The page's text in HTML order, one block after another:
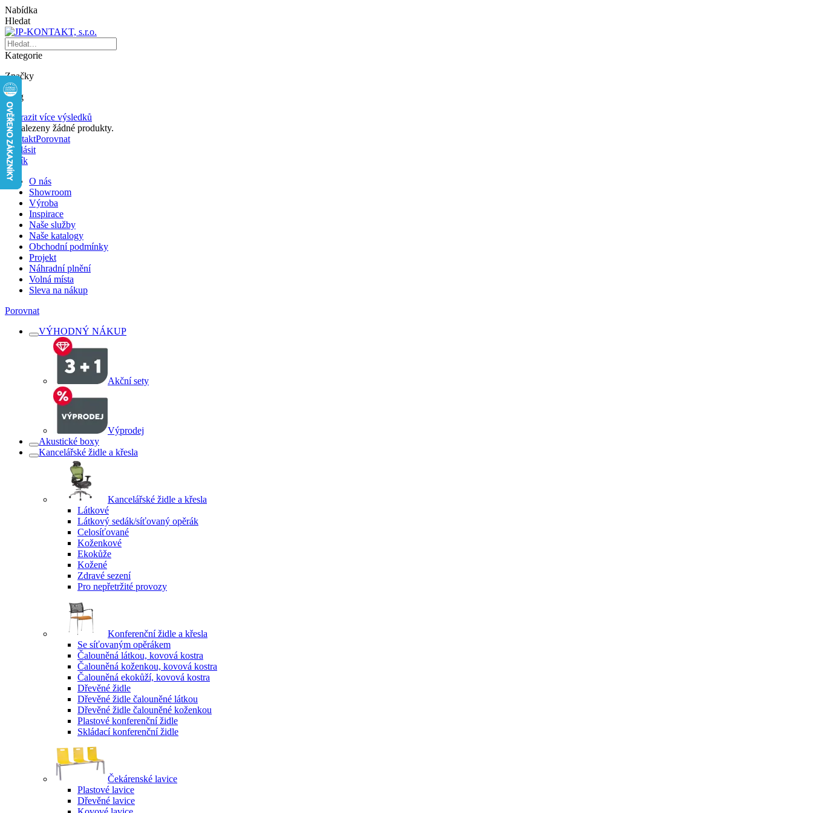
Nabídka
Hledat
Kategorie
Značky
Blog
Zobrazit více výsledků
Nenalezeny žádné produkty.
KontaktPorovnat
Přihlásit
Košík
O nás
Showroom
Výroba
Inspirace
Naše služby
Naše katalogy
Obchodní podmínky
Projekt
Náhradní plnění
Volná místa
Sleva na nákup
Porovnat
VÝHODNÝ NÁKUP
Akční sety
Výprodej
Akustické boxy
Kancelářské židle a křesla
Kancelářské židle a křesla
Látkové
Látkový sedák/síťovaný opěrák
Celosíťované
Koženkové
Ekokůže
Kožené
Zdravé sezení
Pro nepřetržité provozy
Konferenční židle a křesla
Se síťovaným opěrákem
Čalouněná látkou, kovová kostra
Čalouněná koženkou, kovová kostra
Čalouněná ekokůží, kovová kostra
Dřevěné židle
Dřevěné židle čalouněné látkou
Dřevěné židle čalouněné koženkou
Plastové konferenční židle
Skládací konferenční židle
Čekárenské lavice
Plastové lavice
Dřevěné lavice